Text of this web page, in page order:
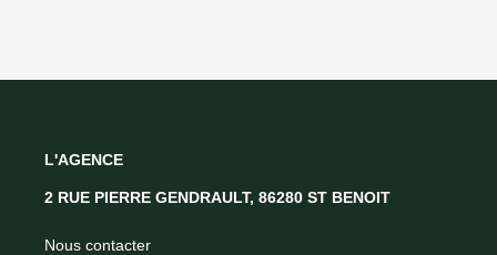
L'AGENCE
2 RUE PIERRE GENDRAULT, 86280 ST BENOIT
Nous contacter